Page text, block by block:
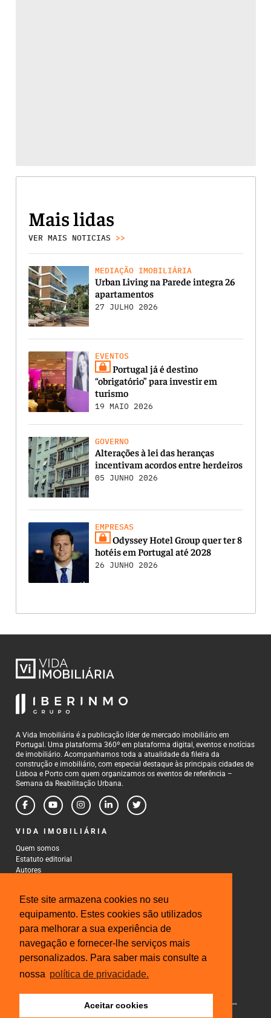
Este site armazena cookies no seu
equipamento. Estes cookies são utilizados
para melhorar a sua experiência de
navegação e fornecer-lhe serviços mais
personalizados. Para saber mais consulte a
nossa política de privacidade.
Aceitar cookies
Mais lidas
VER MAIS NOTICIAS >>
MEDIAÇÃO IMOBILIÁRIA
Urban Living na Parede integra 26
apartamentos
27 JULHO 2026
EVENTOS
Portugal já é destino
“obrigatório” para investir em
turismo
19 MAIO 2026
GOVERNO
Alterações à lei das heranças
incentivam acordos entre herdeiros
05 JUNHO 2026
EMPRESAS
Odyssey Hotel Group quer ter 8
hotéis em Portugal até 2028
26 JUNHO 2026
A Vida Imobiliária é a publicação líder de mercado imobiliário em
Portugal. Uma plataforma 360º em plataforma digital, eventos e notícias
de imobiliário. Acompanhamos toda a atualidade da fileira da
construção e imobiliário, com especial destaque às principais cidades de
Lisboa e Porto com quem organizamos os eventos de referência –
Semana da Reabilitação Urbana.
VIDA IMOBILIÁRIA
Quem somos
Estatuto editorial
Autores
CONTACTOS
Rua Gonçalo Cristovão, 185 - 6º
4000-269 Porto
Tel: 222 085 009
Fax: 222 085 010
Email: gestao@iberinmo.com